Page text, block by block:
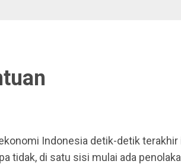
Indonesia detik-detik terakhir
tidak, di satu sisi mulai ada